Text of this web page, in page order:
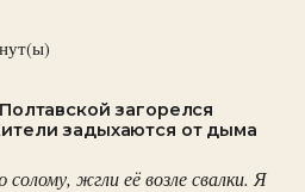
загорелся
задыхаются от дыма
жгли её возле свалки. Я